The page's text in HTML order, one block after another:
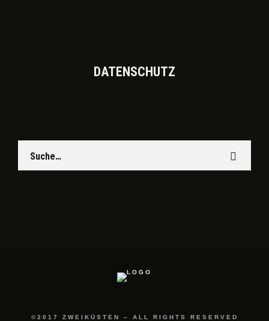
DATEN­SCHUTZ
©2017 ZWEIKÜSTEN – ALL RIGHTS RESERVED